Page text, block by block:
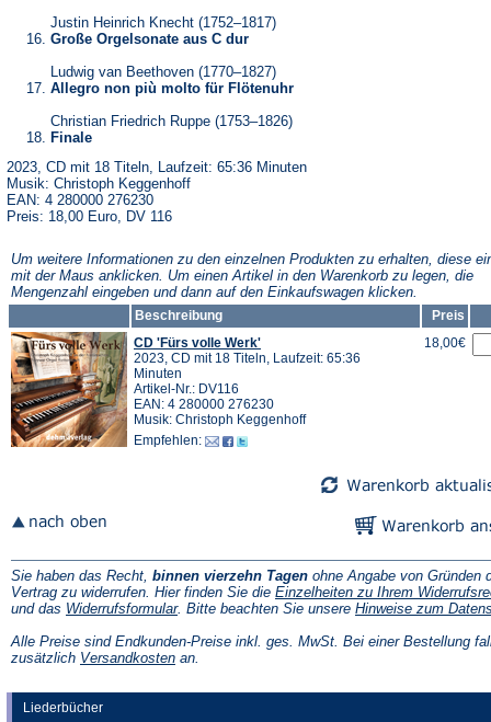
Liederbücher
Justin Heinrich Knecht (1752–1817)
Große Orgelsonate aus C dur
Ludwig van Beethoven (1770–1827)
Allegro non più molto für Flötenuhr
Christian Friedrich Ruppe (1753–1826)
Finale
2023, CD mit 18 Titeln, Laufzeit: 65:36 Minuten
Musik: Christoph Keggenhoff
EAN: 4 280000 276230
Preis: 18,00 Euro, DV 116
Um weitere Informationen zu den einzelnen Produkten zu erhalten, diese
mit der Maus anklicken. Um einen Artikel in den Warenkorb zu legen, die
Mengenzahl eingeben und dann auf den Einkaufswagen klicken.
Beschreibung
Preis
CD 'Fürs volle Werk'
2023, CD mit 18 Titeln, Laufzeit: 65:36
Minuten
Artikel-Nr.: DV116
EAN: 4 280000 276230
Musik: Christoph Keggenhoff
Empfehlen:
18,00€
Sie haben das Recht, binnen vierzehn Tagen ohne Angabe von Gründen
Vertrag zu widerrufen. Hier finden Sie die Einzelheiten zu Ihrem
und das Widerrufsformular(Öffnet
einem
neuen
. Bitte beachten Sie unsere Hinweise zum
Alle Preise sind Endkunden-Preise inkl. ges. MwSt. Bei einer Bestellung
zusätzlich Versandkosten(Öffnet
an.